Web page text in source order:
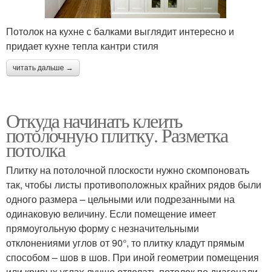
Потолок на кухне с балками выглядит интересно и
придает кухне тепла кантри стиля
читать дальше →
Откуда начинать клеить
потолочную плитку. Разметка
потолка
Плитку на потолочной плоскости нужно скомпоновать
так, чтобы листы противоположных крайних рядов были
одного размера – цельными или подрезанными на
одинаковую величину. Если помещение имеет
прямоугольную форму с незначительными
отклонениями углов от 90°, то плитку кладут прямым
способом – шов в шов. При иной геометрии помещения